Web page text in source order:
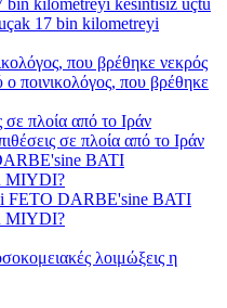
17 bin kilometreyi
ποινικολόγος, που βρέθηκε
σε πλοία από το Ιράν
FETO DARBE'sine BATI
MIYDI?